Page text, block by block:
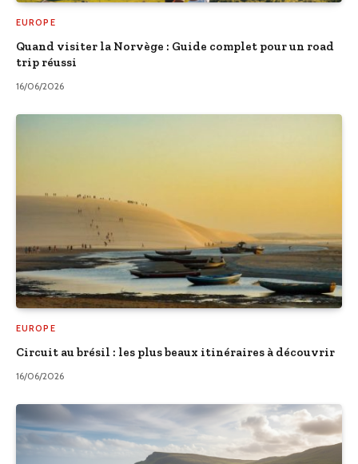
EUROPE
Quand visiter la Norvège : Guide complet pour un road
trip réussi
16/06/2026
EUROPE
Circuit au brésil : les plus beaux itinéraires à découvrir
16/06/2026